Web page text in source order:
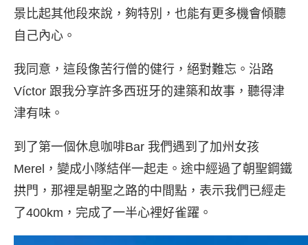
景比起其他段來說，夠特別，也能有更多機會傾聽
自己內心。
我同意，這段像苦行僧的健行，絕對難忘。沿路
Víctor 跟我分享許多西班牙的建築和故事，聽得津
津有味。
到了第一個休息咖啡Bar 我們遇到了加州女孩
Merel，變成小隊結伴一起走。途中經過了朝聖鋼鐵
拱門，那裡是朝聖之路的中間點，表示我們已經走
了400km，完成了一半心裡好雀躍。